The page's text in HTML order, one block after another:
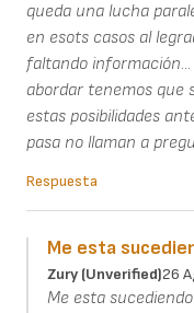
queda una lucha
en esots casos al
faltando
abordar tenemos que
estas posibilidades
pasa no llaman a
Respuesta
Me esta
Zury (unverified)26
Me esta